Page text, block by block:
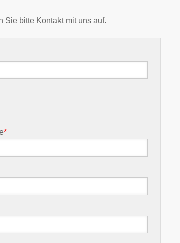
Sie bitte Kontakt mit uns auf.
*